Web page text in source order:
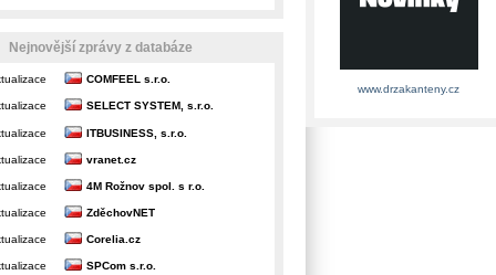
Nejnovější zprávy z databáze
COMFEEL s.r.o.
SELECT SYSTEM, s.r.o.
ITBUSINESS, s.r.o.
vranet.cz
4M Rožnov spol. s r.o.
ZděchovNET
Corelia.cz
SPCom s.r.o.
www.drzakanteny.cz